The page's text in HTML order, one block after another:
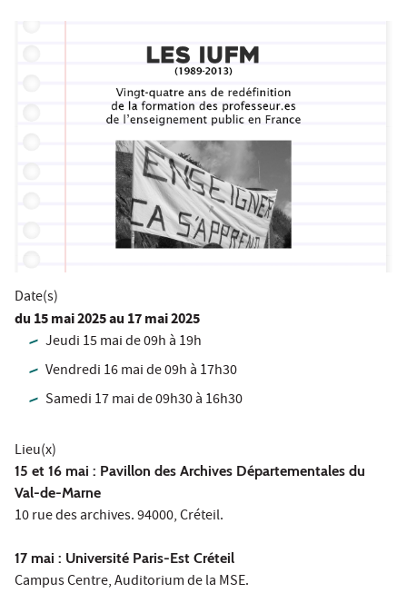
Date(s)
du 15 mai 2025au 17 mai 2025
Jeudi 15 mai de 09h à 19h
Vendredi 16 mai de 09h à 17h30
Samedi 17 mai de 09h30 à 16h30
Lieu(x)
15 et 16 mai : Pavillon des Archives Départementales du
Val-de-Marne
10 rue des archives. 94000, Créteil.
17 mai : Université Paris-Est Créteil
Campus Centre, Auditorium de la MSE.